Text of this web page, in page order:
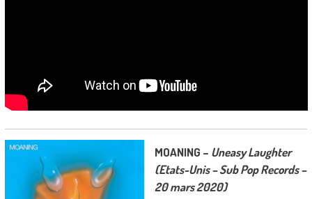
MOANING – Uneasy Laughter
(Etats-Unis – Sub Pop Records –
20 mars 2020)